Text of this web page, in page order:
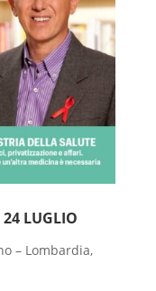
24 LUGLIO
– Lombardia,